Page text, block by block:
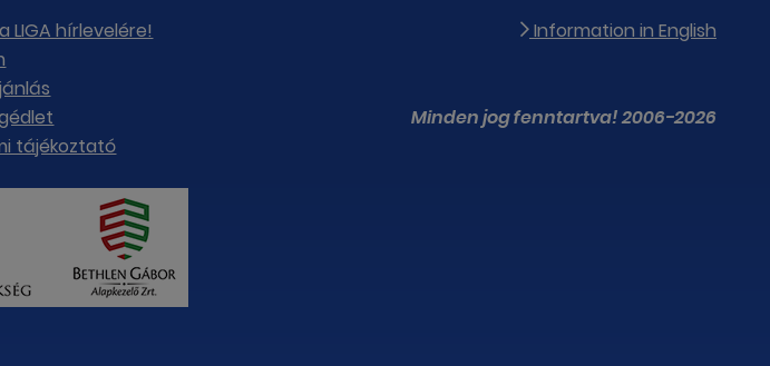
LIGA hírlevelére!
tájékoztató
Information in English
Minden jog fenntartva! 2006-2026